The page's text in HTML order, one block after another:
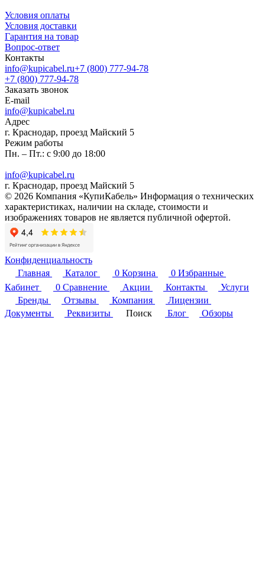
Условия оплаты
Условия доставки
Гарантия на товар
Вопрос-ответ
Контакты
info@kupicabel.ru+7 (800) 777-94-78
+7 (800) 777-94-78
Заказать звонок
E-mail
info@kupicabel.ru
Адрес
г. Краснодар, проезд Майский 5
Режим работы
Пн. – Пт.: с 9:00 до 18:00
info@kupicabel.ru
г. Краснодар, проезд Майский 5
© 2026 Компания «КупиКабель» Информация о технических
характеристиках, наличии на складе, стоимости и
изображениях товаров не является публичной офертой.
Конфиденциальность
Главная
Каталог 0 Корзина 0 Избранные
Кабинет
0 Сравнение Акции Контакты
Услуги
Бренды
Отзывы Компания
Лицензии
Документы
Реквизиты Поиск Блог Обзоры